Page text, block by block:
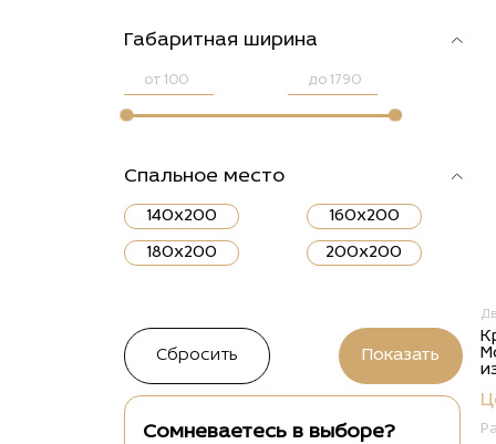
Габаритная ширина
от до
Спальное место
140x200 160x200
180x200 200x200
Сомневаетесь в выборе?